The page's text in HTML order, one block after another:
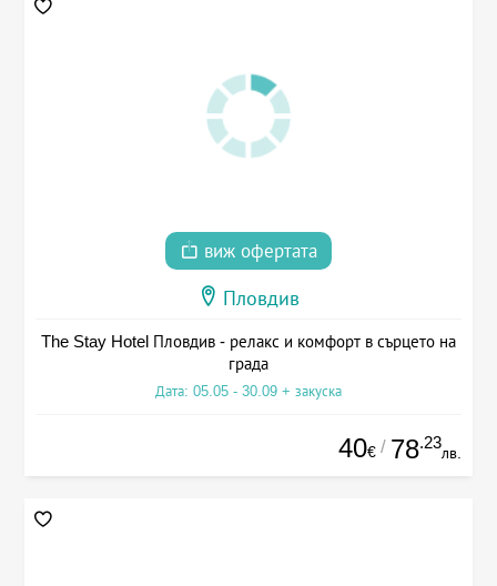
виж офертата
Пловдив
The Stay Hotel Пловдив - релакс и комфорт в сърцето на
града
Дата: 05.05 - 30.09 + закуска
40€ / 78.23
лв.